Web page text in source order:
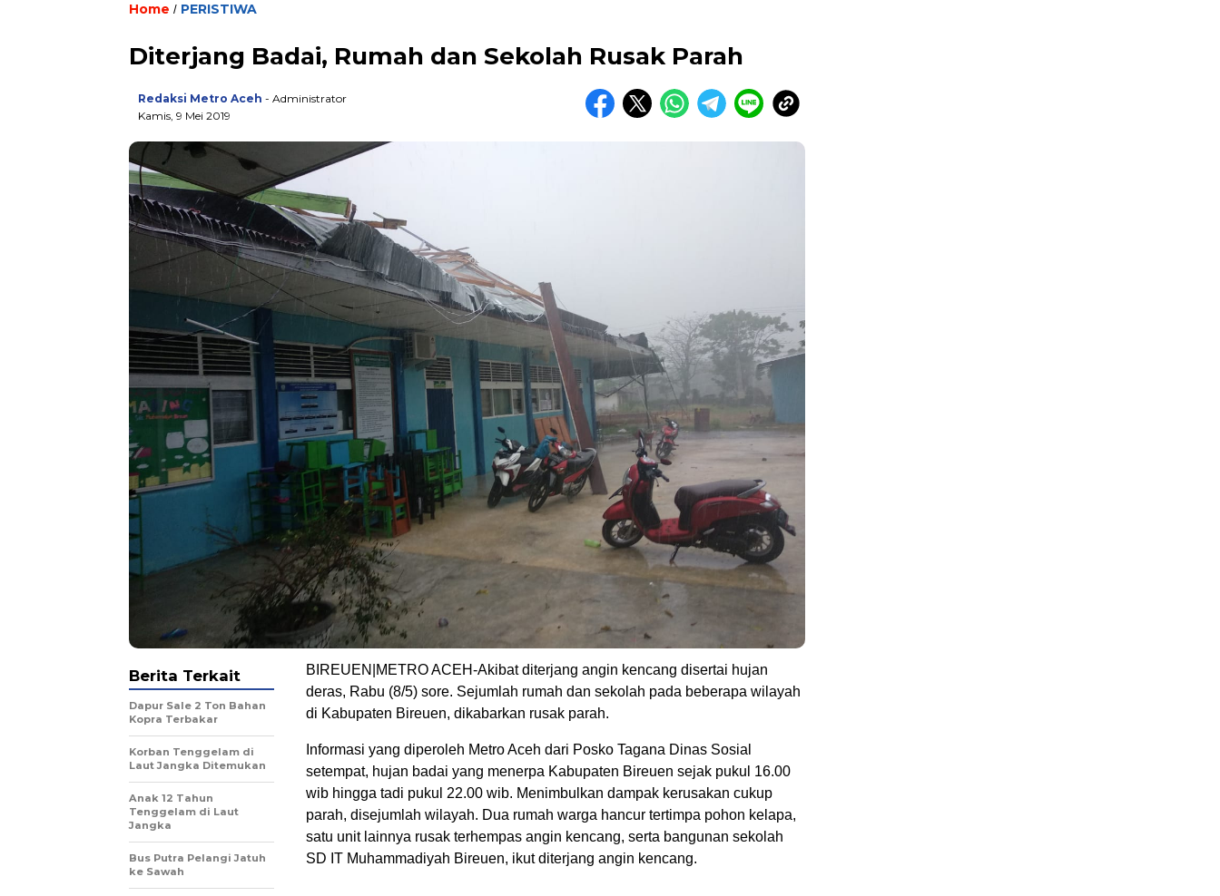
Home / PERISTIWA
Diterjang Badai, Rumah dan Sekolah Rusak Parah
Redaksi Metro Aceh - Administrator
Kamis, 9 Mei 2019
BIREUEN|METRO ACEH-Akibat diterjang angin kencang disertai hujan
deras, Rabu (8/5) sore. Sejumlah rumah dan sekolah pada beberapa wilayah
di Kabupaten Bireuen, dikabarkan rusak parah.
Informasi yang diperoleh Metro Aceh dari Posko Tagana Dinas Sosial
setempat, hujan badai yang menerpa Kabupaten Bireuen sejak pukul 16.00
wib hingga tadi pukul 22.00 wib. Menimbulkan dampak kerusakan cukup
parah, disejumlah wilayah. Dua rumah warga hancur tertimpa pohon kelapa,
satu unit lainnya rusak terhempas angin kencang, serta bangunan sekolah
SD IT Muhammadiyah Bireuen, ikut diterjang angin kencang.
Berita Terkait
Dapur Sale 2 Ton Bahan
Kopra Terbakar
Korban Tenggelam di
Laut Jangka Ditemukan
Anak 12 Tahun
Tenggelam di Laut
Jangka
Bus Putra Pelangi Jatuh
ke Sawah